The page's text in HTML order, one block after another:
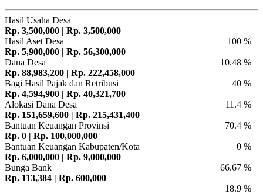
Hasil Usaha Desa
Rp. 3,500,000 | Rp. 3,500,000
100 %
Hasil Aset Desa
Rp. 5,900,000 | Rp. 56,300,000
10.48 %
Dana Desa
Rp. 88,983,200 | Rp. 222,458,000
40 %
Bagi Hasil Pajak dan Retribusi
Rp. 4,594,900 | Rp. 40,321,700
11.4 %
Alokasi Dana Desa
Rp. 151,659,600 | Rp. 215,431,400
70.4 %
Bantuan Keuangan Provinsi
Rp. 0 | Rp. 100,000,000
0 %
Bantuan Keuangan Kabupaten/Kota
Rp. 6,000,000 | Rp. 9,000,000
66.67 %
Bunga Bank
Rp. 113,384 | Rp. 600,000
18.9 %